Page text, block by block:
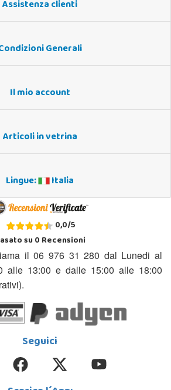
Assistenza clienti
Generali
Il mio account
Articoli in vetrina
Lingue: Italia
0,0/5
su0Recensioni
il 06 976 31 280 dal Lunedi al
alle 13:00 e dalle 15:00 alle 18:00
Seguici